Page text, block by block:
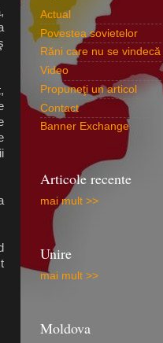
Actual
Povestea sovietelor
Răni care nu se vindecă
Video
Propuneţi un articol
Contact
Banner Exchange
Articole recente
mai mult >>
Unire
mai mult >>
Moldova